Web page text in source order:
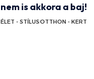
nem is akkora a baj!
ÉLET - STÍLUSOTTHON - KERT